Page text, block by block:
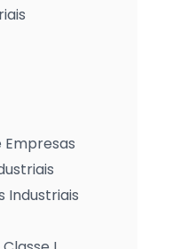
Empresas
Industriais